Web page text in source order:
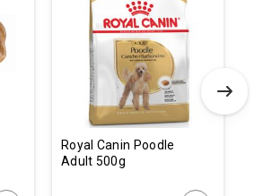
listu
želja
Royal Canin Poodle
Adult 500g